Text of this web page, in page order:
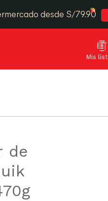
desde S/79.90
de